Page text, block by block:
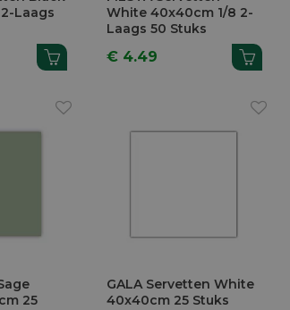
Laags
White 40x40cm 1/8 2-
Laags 50 Stuks
€ 4.49
25
GALA Servetten White
40x40cm 25 Stuks